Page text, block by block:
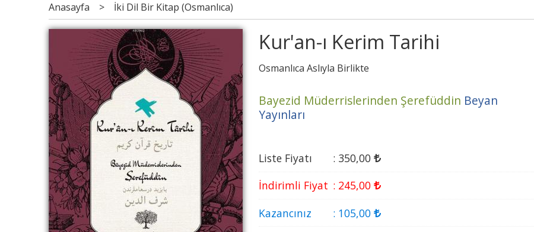
Anasayfa > İki Dil Bir Kitap (Osmanlıca)
Kur'an-ı Kerim Tarihi
Osmanlıca Aslıyla Birlikte
Bayezid Müderrislerinden Şerefüddin Beyan
Yayınları
Liste Fiyatı : 350,00
İndirimli Fiyat : 245,00
Kazancınız
: 105,00